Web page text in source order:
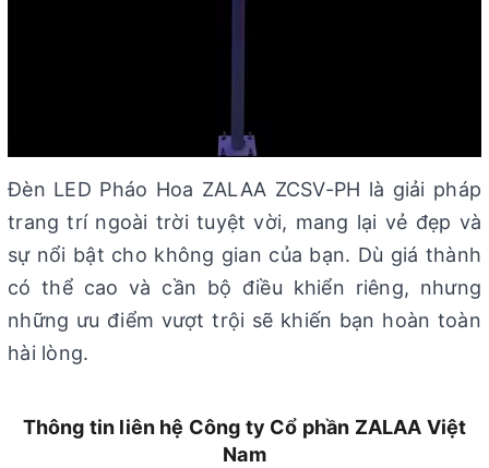
Đèn LED Pháo Hoa ZALAA ZCSV-PH là giải pháp
trang trí ngoài trời tuyệt vời, mang lại vẻ đẹp và
sự nổi bật cho không gian của bạn. Dù giá thành
có thể cao và cần bộ điều khiển riêng, nhưng
những ưu điểm vượt trội sẽ khiến bạn hoàn toàn
hài lòng.
Thông tin liên hệ Công ty Cổ phần ZALAA Việt
Nam